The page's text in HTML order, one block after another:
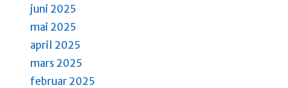
e
w
s
N
e
r
.
juni 2025
mai 2025
april 2025
mars 2025
februar 2025